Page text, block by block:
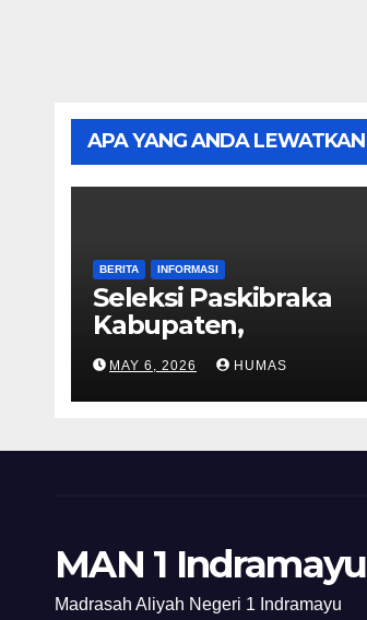
APA YANG ANDA LEWATKAN
BERITA INFORMASI
Seleksi Paskibraka
Kabupaten,
Perwakilan MAN 1
Indramayu Jalani Uji
Fisik dan
MAY 6, 2026 HUMAS
MAN 1 Indramayu
Madrasah Aliyah Negeri 1 Indramayu